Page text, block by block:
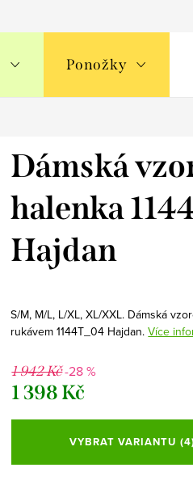
Ponožky
Dámská
halenka
Hajdan
S/M, M/L, L/XL, XL/XXL. Dámská
rukávem 1144T_04 Hajdan.Více
1 942 Kč-28 %
1 398 Kč
Měrná
VYBRAT VARIANTU